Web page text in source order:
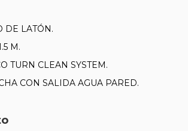
DE LATÓN.
M.
TURN CLEAN SYSTEM.
CON SALIDA AGUA PARED.